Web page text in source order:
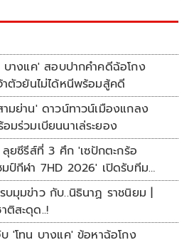
างแค' สอบปากคำคดีฉ้อโกง
าตัวยันไม่ได้หนีพร้อมสู้คดี
มย่าน' ดาวน์ทาวน์เมืองแกลง
มร่วมเบียนนาเล่ระยอง
ยซีรีส์ที่ 3 ศึก 'เซปักตะกร้อ
ป์กีฬา 7HD 2026' เปิดรับทีม
กบมุมข่าว กับ..นิธินาฏ ราชนิยม |
ติสะดุด..!
'โทน บางแค' ข้อหาฉ้อโกง